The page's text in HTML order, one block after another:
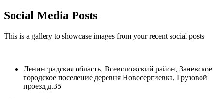
Social Media Posts
This is a gallery to showcase images from your recent social posts
Ленинградская область, Всеволожский район, Заневское
городское поселение деревня Новосергиевка, Грузовой
проезд д.35